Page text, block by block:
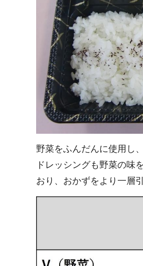
野菜をふんだんに使用し
ドレッシングも野菜の味
おり、おかずをより一層